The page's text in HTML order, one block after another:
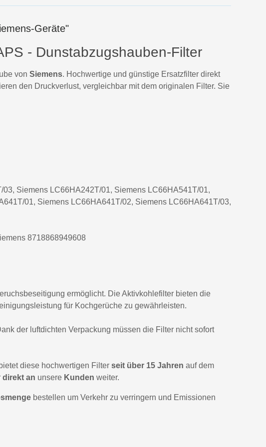
Geräte"
- Dunstabzugshauben-Filter
von Siemens. Hochwertige und günstige Ersatzfilter direkt
den Druckverlust, vergleichbar mit dem originalen Filter. Sie
Siemens LC66HA242T/01, Siemens LC66HA541T/01,
01, Siemens LC66HA641T/02, Siemens LC66HA641T/03,
8718868949608
ermöglicht. Die Aktivkohlefilter bieten die
für Kochgerüche zu gewährleisten.
der luftdichten Verpackung müssen die Filter nicht sofort
diese hochwertigen Filter seit über 15 Jahren auf dem
direkt an unsere Kunden weiter.
bestellen um Verkehr zu verringern und Emissionen